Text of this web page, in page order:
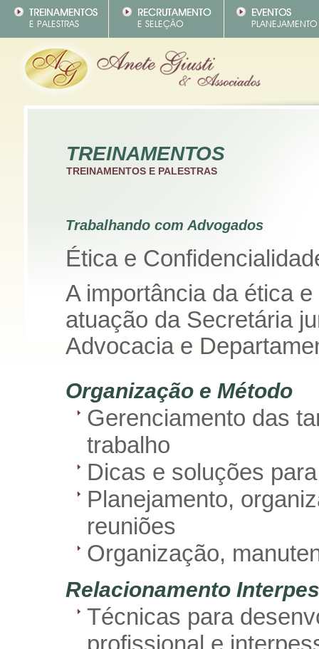
TREINAMENTOS
TREINAMENTOS E PALESTRAS
Trabalhando com Advogados
Ética e
A importância da ética
atuação da Secretária
Advocacia e
Organização e Método
Gerenciamento das
trabalho
Dicas e soluções
Planejamento,
reuniões
Organização,
Relacionamento
Técnicas para